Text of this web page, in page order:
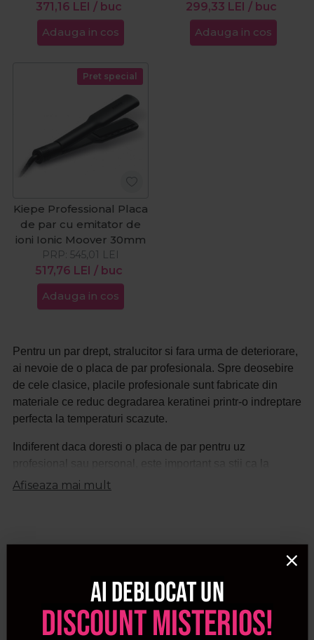
371,16 LEI / buc
Adauga in cos
299,33 LEI / buc
Adauga in cos
Pret special
Kiepe Professional Placa
de par cu emitator de
ioni Ionic Moover 30mm
517,76 LEI / buc
PRP: 545,01 LEI
Adauga in cos
Pentru un par drept, stralucitor si fara urma de deteriorare,
ai nevoie de o placa de par profesionala. Spre deosebire
de cele clasice, placile profesionale sunt fabricate din
materiale ce reduc degradarea keratinei printr-o indreptare
perfecta la temperaturi scazute.
Indiferent daca doresti o placa de par pentru uz
profesional sau personal, este important sa stii ca la
Procosmetic poti gasi numeroase modele de la
Poti alege dintr-o varietate de placi de par profesionale de
diferite dimensiuni, incepand de la 13mm, care sa te ajute
acestuia. Pe pagina vei descoperi placi de par incepand
de la 13 mm pana la 38mm.
Pentru a beneficia de o indreptare perfecta, alege o placa
Afiseaza mai mult
Ai deblocat un
discount misterios!